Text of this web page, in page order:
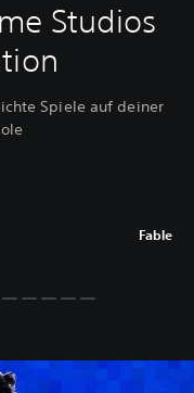
Studios
Spiele auf deiner
Fable